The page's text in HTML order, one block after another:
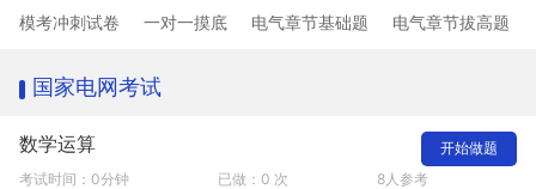
模考冲刺试卷
一对一摸底 电气章节基础题 电气章节拔高题
国家电网考试
数学运算
考试时间：0分钟 已做：0 次 8人参考
开始做题